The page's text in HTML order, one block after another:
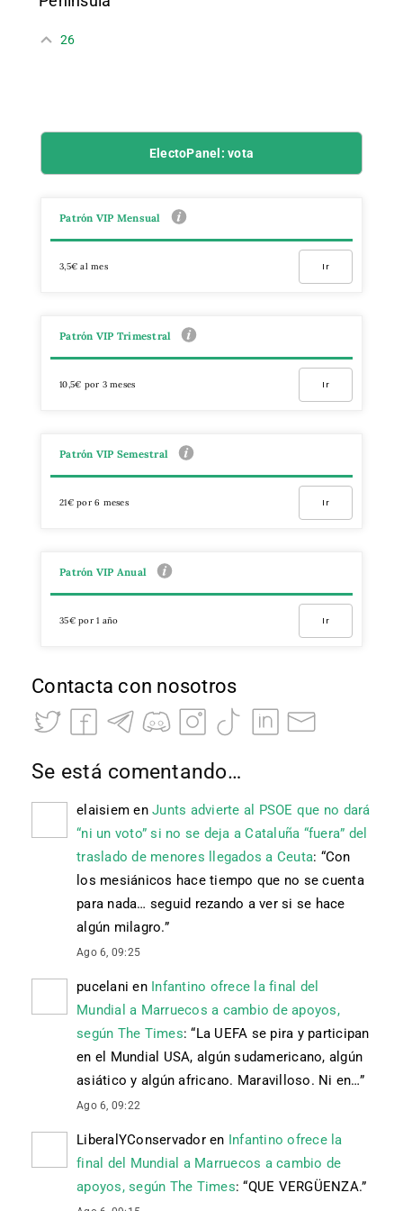
26
ElectoPanel: vota
Patrón VIP Mensual
3,5€ al mes Ir
Patrón VIP Trimestral
10,5€ por 3 meses Ir
Patrón VIP Semestral
21€ por 6 meses Ir
Patrón VIP Anual
35€ por 1 año Ir
Contacta con nosotros
Se está comentando…
elaisiem en Junts advierte al PSOE que no dará
“ni un voto” si no se deja a Cataluña “fuera” del
traslado de menores llegados a Ceuta: “Con
los mesiánicos hace tiempo que no se cuenta
para nada… seguid rezando a ver si se hace
algún milagro.”
Ago 6, 09:25
pucelani en Infantino ofrece la final del
Mundial a Marruecos a cambio de apoyos,
según The Times: “La UEFA se pira y participan
en el Mundial USA, algún sudamericano, algún
asiático y algún africano. Maravilloso. Ni en…”
Ago 6, 09:22
LiberalYConservadoren Infantino ofrece la
final del Mundial a Marruecos a cambio de
apoyos, según The Times: “QUE VERGÜENZA.”